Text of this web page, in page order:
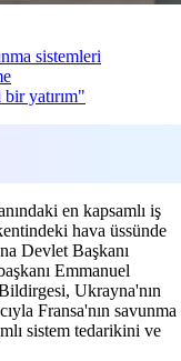
sistemleri
yatırım"
en kapsamlı iş
hava üssünde
Devlet Başkanı
Emmanuel
Ukrayna'nın
Fransa'nın savunma
sistem tedarikini ve